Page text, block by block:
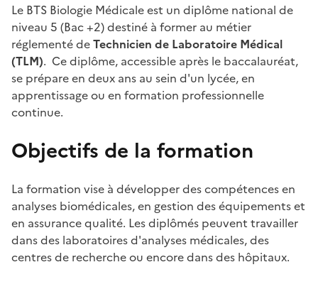
Le BTS Biologie Médicale est un diplôme national de
niveau 5 (Bac +2) destiné à former au métier
réglementé deTechnicien de Laboratoire Médical
(TLM). Ce diplôme, accessible après le baccalauréat,
se prépare en deux ans au sein d'un lycée, en
apprentissage ou en formation professionnelle
continue.
Objectifs de la formation
La formation vise à développer des compétences en
analyses biomédicales, en gestion des équipements et
en assurance qualité. Les diplômés peuvent travailler
dans des laboratoires d'analyses médicales, des
centres de recherche ou encore dans des hôpitaux.